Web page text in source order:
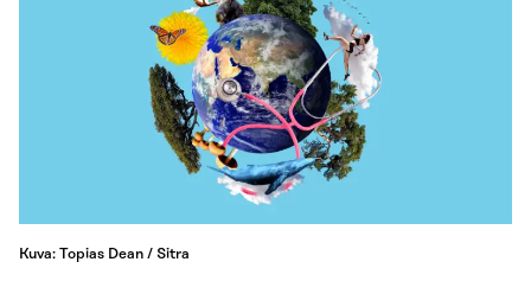
Kuva: Topias Dean / Sitra